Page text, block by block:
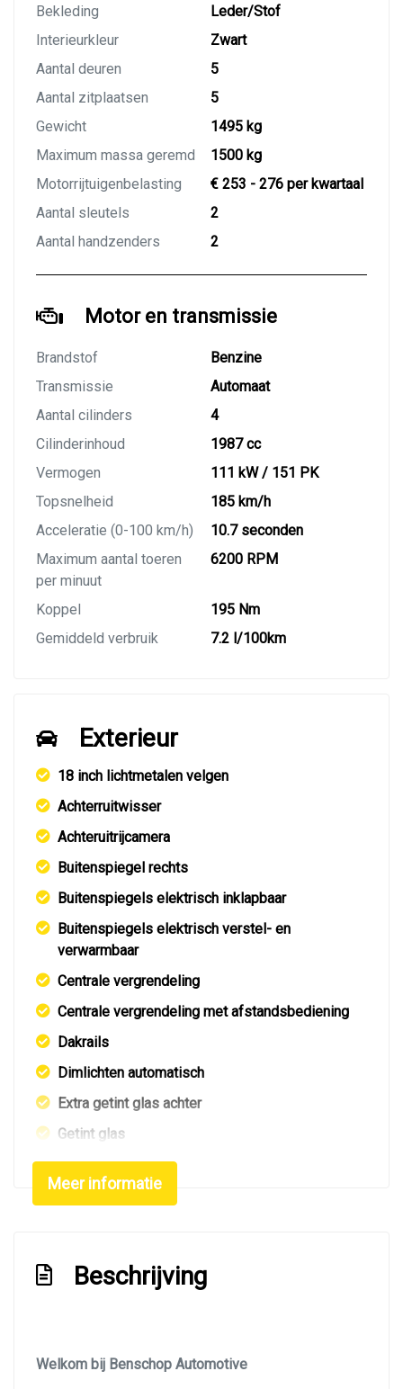
Bekleding
Leder/Stof
Interieurkleur
Zwart
Aantal deuren
5
Aantal zitplaatsen
5
Gewicht
1495 kg
Maximum massa geremd
1500 kg
Motorrijtuigenbelasting
€ 253 - 276 per kwartaal
Aantal sleutels
2
Aantal handzenders
2
Motor en transmissie
Brandstof
Benzine
Transmissie
Automaat
Aantal cilinders
4
Cilinderinhoud
1987 cc
Vermogen
111 kW / 151 PK
Topsnelheid
185 km/h
Acceleratie (0-100 km/h)
10.7 seconden
Maximum aantal toeren
per minuut
6200 RPM
Koppel
195 Nm
Gemiddeld verbruik
7.2 l/100km
Exterieur
18 inch lichtmetalen velgen
Achterruitwisser
Achteruitrijcamera
Buitenspiegel rechts
Buitenspiegels elektrisch inklapbaar
Buitenspiegels elektrisch verstel- en
verwarmbaar
Centrale vergrendeling
Centrale vergrendeling met afstandsbediening
Dakrails
Dimlichten automatisch
Extra getint glas achter
Getint glas
Koplampreiniging
Led dagrijverlichting
Mistlampen voor
Meer informatie
Beschrijving
Welkom bij Benschop Automotive